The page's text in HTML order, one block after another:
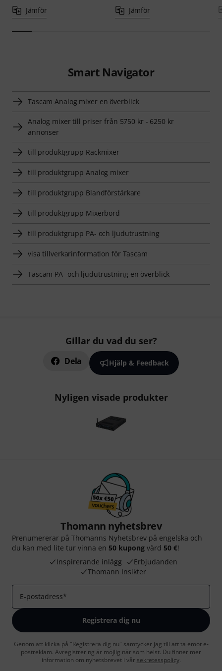
Jämför Jämför
Smart Navigator
Tascam Analog mixer en överblick
Analog mixer till priser från 5750 kr - 6250 kr
annonser
till produktgrupp Rackmixer
till produktgrupp Analog mixer
till produktgrupp Blandförstärkare
till produktgrupp Mixerbord
till produktgrupp PA- och ljudutrustning
visa tillverkarinformation för Tascam
Tascam PA- och ljudutrustning en överblick
Gillar du vad du ser?
Dela Hjälp & Feedback
Nyligen visade produkter
Thomann nyhetsbrev
Prenumererar på Thomanns Nyhetsbrev på engelska och
du kan med lite tur vinna en 50 kupong värd 50 €!
Inspirerande inlägg
Erbjudanden
Thomann Insikter
E-postadress*
Registrera dig nu
Genom att klicka på "Registrera dig nu" samtycker jag till att ta emot e-
postreklam. Avregistrering är möjlig när som helst. Du finner mer
information om nyhetsbrevet i vår sekretesspolicy.